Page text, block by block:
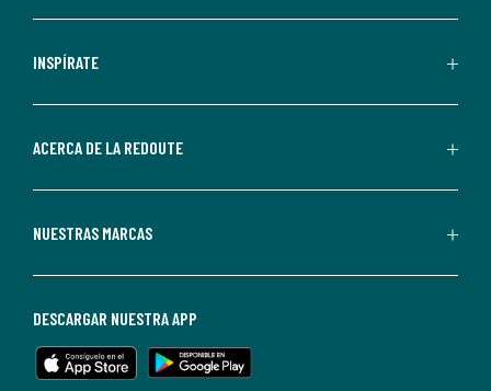
comerciales
personalizadas
parte
Redoute.
de
en
cualquier
INSPÍRATE
ACERCA DE LA REDOUTE
NUESTRAS MARCAS
DESCARGAR NUESTRA APP